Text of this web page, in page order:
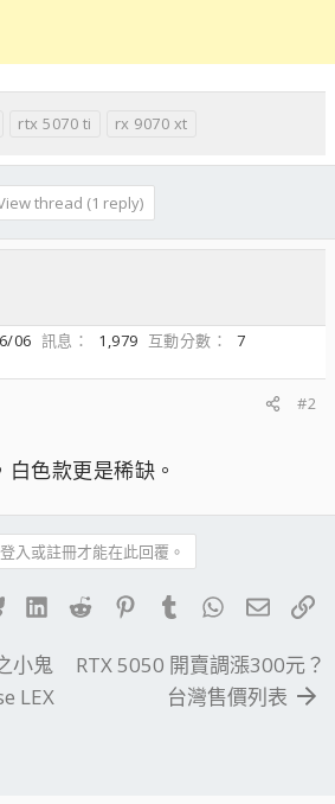
rtx 5070 ti rx 9070 xt
thread (1 reply)
06 訊息 1,979 互動分數
7
#2
色款更是稀缺。
入或註冊才能在此回覆。
BlueskyLinkedIn
Reddit PinterestTumblrWhatsApp
電子
小鬼
LEX
RTX 5050 開賣調漲300元？
台灣售價列表